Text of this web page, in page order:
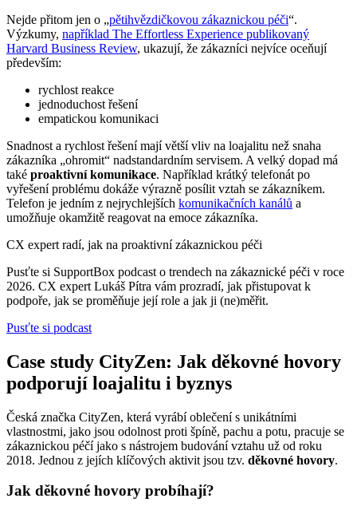
Nejde přitom jen o „pětihvězdičkovou zákaznickou péči“.
Výzkumy, například The Effortless Experience publikovaný
Harvard Business Review, ukazují, že zákazníci nejvíce oceňují
především:
rychlost reakce
jednoduchost řešení
empatickou komunikaci
Snadnost a rychlost řešení mají větší vliv na loajalitu než snaha
zákazníka „ohromit“ nadstandardním servisem. A velký dopad má
také proaktivní komunikace. Například krátký telefonát po
vyřešení problému dokáže výrazně posílit vztah se zákazníkem.
Telefon je jedním z nejrychlejších komunikačních kanálů a
umožňuje okamžitě reagovat na emoce zákazníka.
CX expert radí, jak na proaktivní zákaznickou péči
Pusťte si SupportBox podcast o trendech na zákaznické péči v roce
2026. CX expert Lukáš Pítra vám prozradí, jak přistupovat k
podpoře, jak se proměňuje její role a jak ji (ne)měřit.
Pusťte si podcast
Case study CityZen: Jak děkovné hovory
podporují loajalitu i byznys
Česká značka CityZen, která vyrábí oblečení s unikátními
vlastnostmi, jako jsou odolnost proti špíně, pachu a potu, pracuje se
zákaznickou péčí jako s nástrojem budování vztahu už od roku
2018. Jednou z jejích klíčových aktivit jsou tzv. děkovné hovory.
Jak děkovné hovory probíhají?